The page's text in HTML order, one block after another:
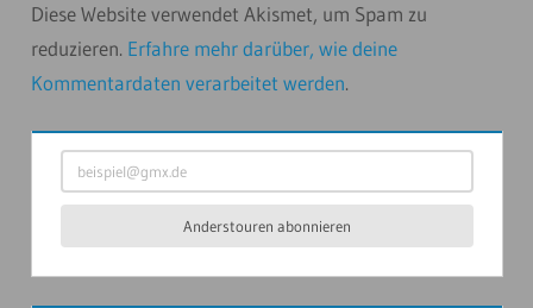
Diese Website verwendet Akismet, um Spam zu
reduzieren. Erfahre mehr darüber, wie deine
Kommentardaten verarbeitet werden.
beispiel@gmx.de
Anderstouren abonnieren